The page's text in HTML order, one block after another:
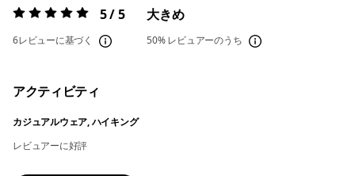
評価:5 / 5 5 / 5
6レビューに基づく
大きめ
50%レビュアーのうち
アクティビティ
カジュアルウェア, ハイキング
レビュアーに好評